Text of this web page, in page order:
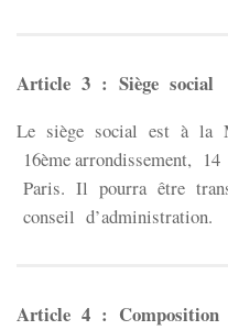
Article 3 : Siège social
Le siège social est à la
16ème arrondissement,
Paris. Il pourra être
conseil d’administration.
Article 4 : Composition